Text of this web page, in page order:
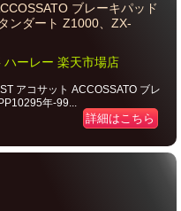
ブレーキパッド
ンダート Z1000、ZX-
ハーレー 楽天市場店
アコサット ACCOSSATO ブレ
年-99...
詳細はこちら